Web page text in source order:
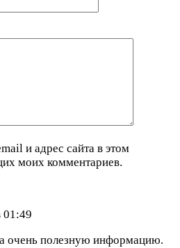
и адрес сайта в этом
моих комментариев.
01:49
очень полезную информацию.